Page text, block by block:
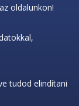
oldalunkon!
tudod elindítani